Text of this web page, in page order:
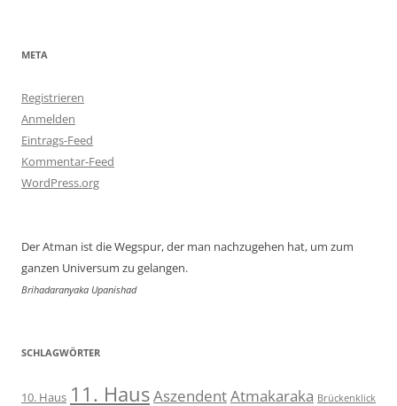
META
Registrieren
Anmelden
Eintrags-Feed
Kommentar-Feed
WordPress.org
Der Atman ist die Wegspur, der man nachzugehen hat, um zum
ganzen Universum zu gelangen.
Brihadaranyaka Upanishad
SCHLAGWÖRTER
10. Haus 11. HausAszendentAtmakaraka Brückenklick